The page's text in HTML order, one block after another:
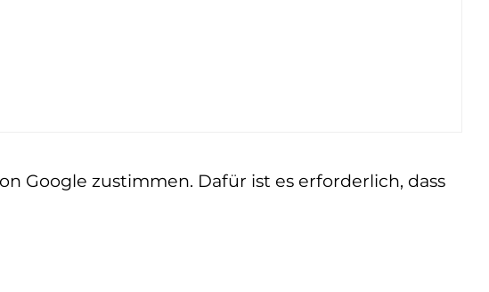
Google zustimmen. Dafür ist es erforderlich, dass